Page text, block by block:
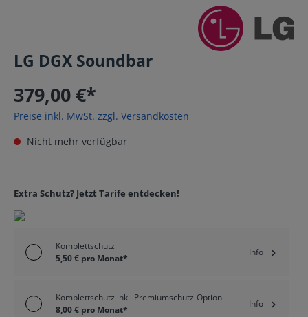
LG DGX Soundbar
379,00 €*
Preise inkl. MwSt. zzgl. Versandkosten
Nicht mehr verfügbar
Extra Schutz? Jetzt Tarife entdecken!
Komplettschutz
5,50 € pro Monat*
Info
Komplettschutz inkl. Premiumschutz-Option
8,00 € pro Monat*
Info